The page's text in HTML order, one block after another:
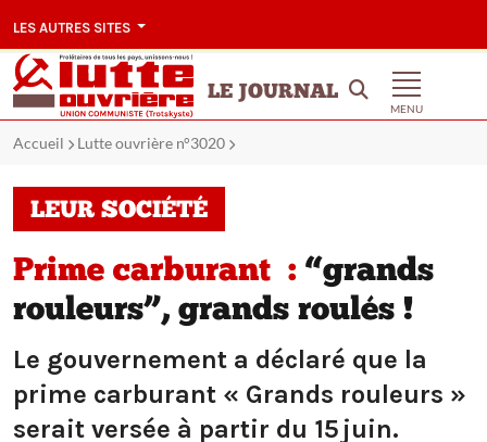
LES AUTRES SITES
LE JOURNAL
MENU
Accueil Lutte ouvrière n°3020
LEUR SOCIÉTÉ
Prime carburant : “grands
rouleurs”, grands roulés !
Le gouvernement a déclaré que la
prime carburant « Grands rouleurs »
serait versée à partir du 15 juin.